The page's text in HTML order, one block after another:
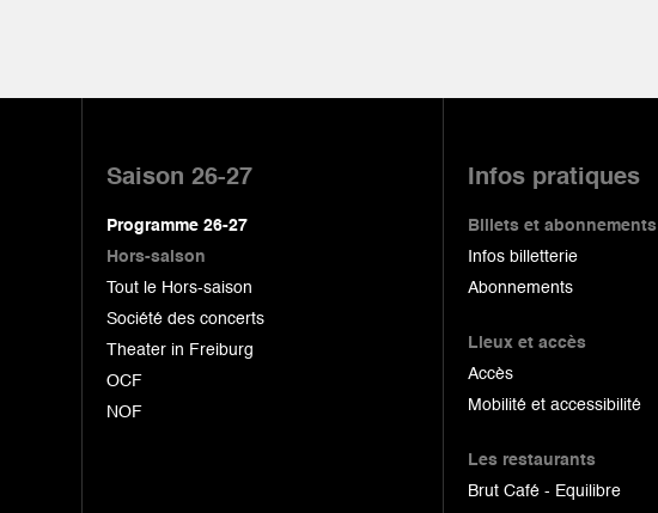
Saison 26-27
Programme 26-27
Hors-saison
Tout le Hors-saison
Société des concerts
Theater in Freiburg
OCF
NOF
Infos pratiques
Billets et abonnements
Infos billetterie
Abonnements
Lieux et accès
Accès
Mobilité et accessibilité
Les restaurants
Brut Café - Equilibre